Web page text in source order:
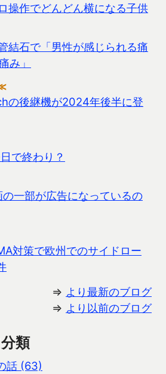
操作でどんどん横になる子供
結石で「男性が感じられる痛
み」
の後継機が2024年後半に登
で終わり？
一部が広告になっているの
対策で欧州でのサイドロー
⇒ より最新のブログ
⇒ より以前のブログ
類
話 (63)